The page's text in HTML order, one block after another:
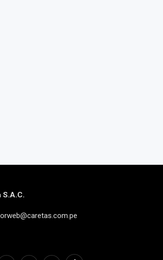
S.A.C.